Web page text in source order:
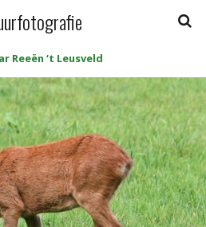
Reeën ‘t Leusveld